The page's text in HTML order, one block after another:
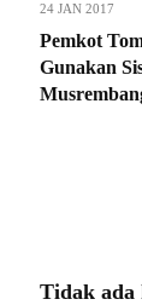
24 JAN 2017
Pemkot
Gunakan
Tidak ada